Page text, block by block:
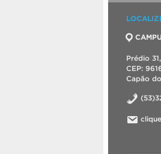
Prédio
CEP:
Capão